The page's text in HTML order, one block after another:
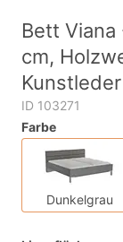
Bett
cm,
ID 103271
Farbe
Dunkelgrau